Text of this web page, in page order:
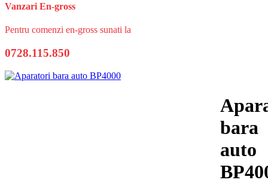
Vanzari En-gross
Pentru comenzi en-gross sunati la
0728.115.850
bara
auto